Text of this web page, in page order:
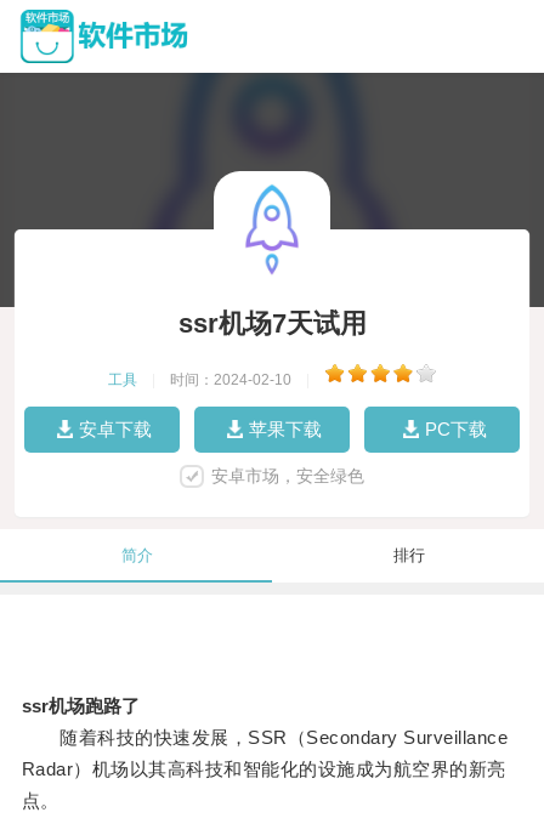
ssr机场7天试用
工具 时间：2024-02-10
安卓下载 苹果下载 PC下载
安卓市场，安全绿色
简介 排行
ssr机场跑路了
随着科技的快速发展，SSR（Secondary Surveillance
Radar）机场以其高科技和智能化的设施成为航空界的新亮
点。